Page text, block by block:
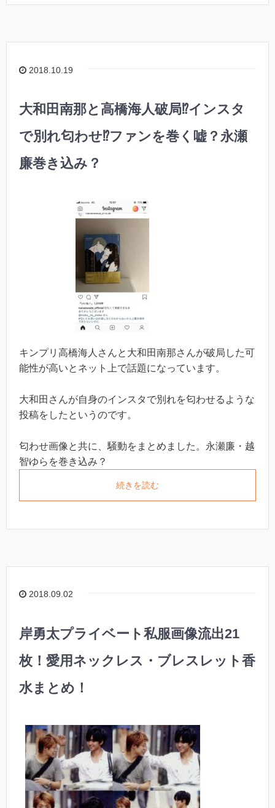
2018.10.19
大和田南那と高橋海人破局⁉︎インスタ
で別れ匂わせ⁉︎ファンを巻く嘘？永瀬
廉巻き込み？
キンプリ高橋海人さんと大和田南那さんが破局した可
能性が高いとネット上で話題になっています。
大和田さんが自身のインスタで別れを匂わせるような
投稿をしたというのです。
匂わせ画像と共に、騒動をまとめました。永瀬廉・越
智ゆらを巻き込み？
続きを読む
2018.09.02
岸勇太プライベート私服画像流出21
枚！愛用ネックレス・ブレスレット香
水まとめ！